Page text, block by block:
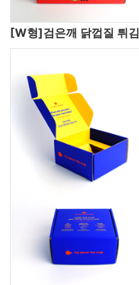
[W형]검은깨 닭껍질 튀김